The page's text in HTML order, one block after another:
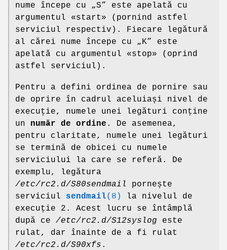
nume începe cu „S” este apelată cu
argumentul «start» (pornind astfel
serviciul respectiv). Fiecare legătură
al cărei nume începe cu „K” este
apelată cu argumentul «stop» (oprind
astfel serviciul).
Pentru a defini ordinea de pornire sau
de oprire în cadrul aceluiași nivel de
execuție, numele unei legături conține
un număr de ordine . De asemenea,
pentru claritate, numele unei legături
se termină de obicei cu numele
serviciului la care se referă. De
exemplu, legătura
/etc/rc2.d/S80sendmail
pornește
serviciul sendmail(8)
la nivelul de
execuție 2. Acest lucru se întâmplă
după ce /etc/rc2.d/S12syslog este
rulat, dar înainte de a fi rulat
/etc/rc2.d/S90xfs .